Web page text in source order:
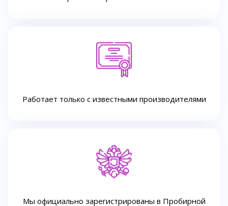
Работает только с известными производителями
Мы официально зарегистрированы в Пробирной